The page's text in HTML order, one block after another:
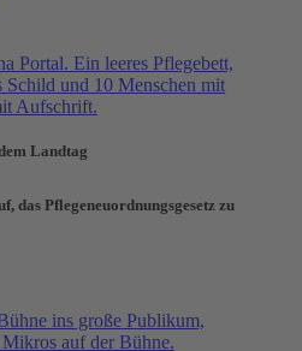
Landtag
das Pflegeneuordnungsgesetz zu